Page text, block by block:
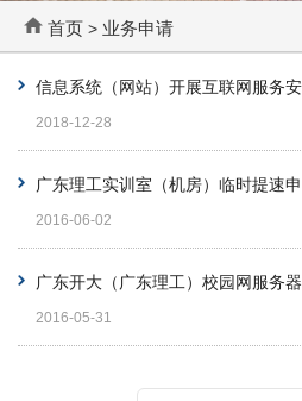
首页 > 业务申请
信息系统（网站）开展互联网服务
2018-12-28
广东理工实训室（机房）临时提速
2016-06-02
广东开大（广东理工）校园网服务
2016-05-31